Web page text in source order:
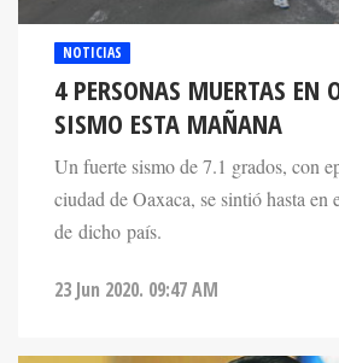
NOTICIAS
4 PERSONAS MUERTAS EN
SISMO ESTA MAÑANA
Un fuerte sismo de 7.1 grados, con
ciudad de Oaxaca, se sintió hasta en
de dicho país.
23 Jun 2020. 09:47 AM